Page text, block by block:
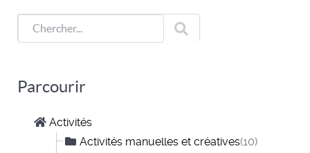
Parcourir
Activités
Activités manuelles et créatives(10)